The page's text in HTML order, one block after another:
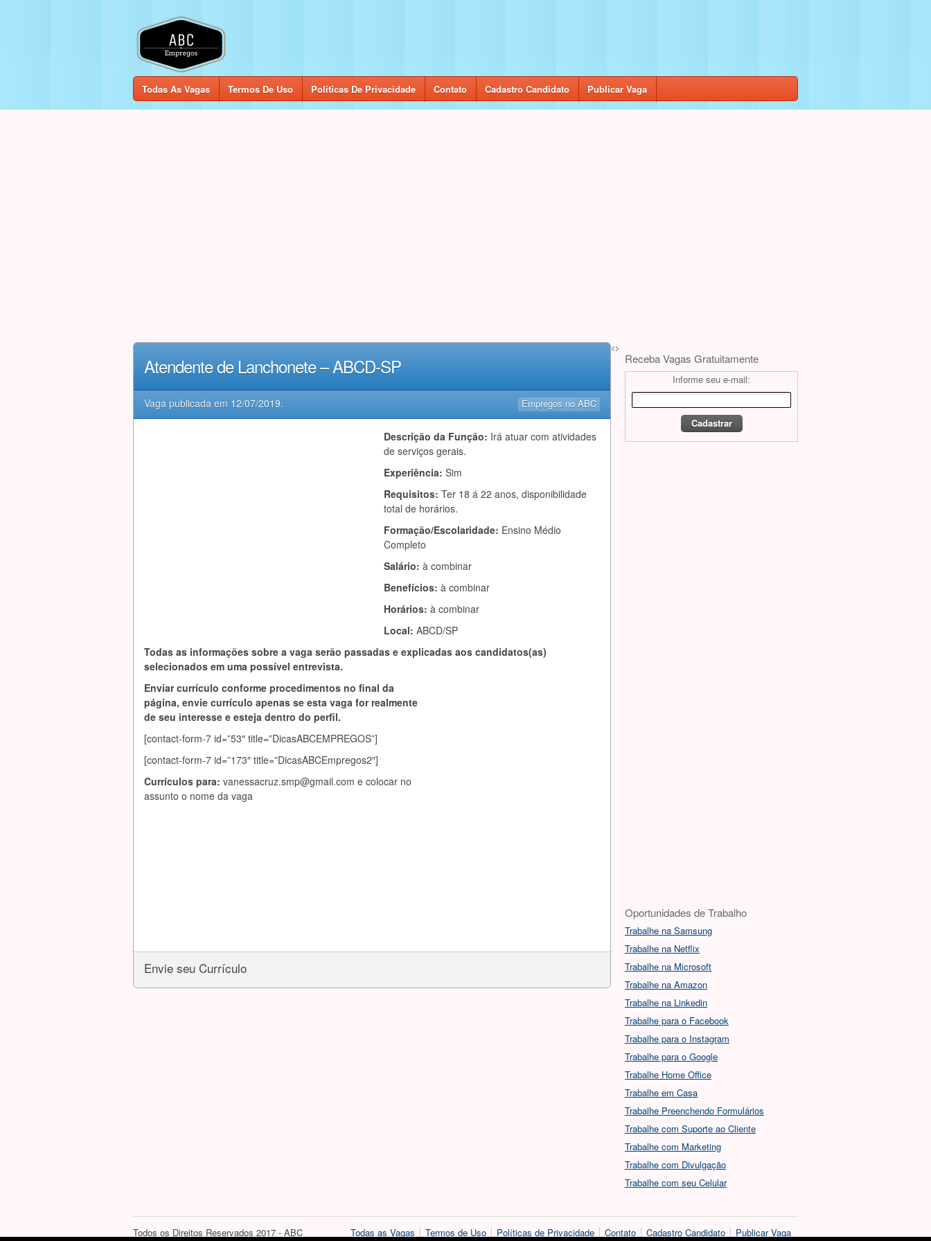
Todas As Vagas Termos De Uso Políticas De Privacidade Contato Cadastro Candidato Publicar Vaga
<>
Atendente de Lanchonete – ABCD-SP
Empregos no ABC
Vaga publicada em 12/07/2019.
Descrição da Função: Irá atuar com atividades
de serviços gerais.
Experiência: Sim
Requisitos: Ter 18 á 22 anos, disponibilidade
total de horários.
Formação/Escolaridade: Ensino Médio
Completo
Salário: à combinar
Benefícios: à combinar
Horários: à combinar
Local: ABCD/SP
Todas as informações sobre a vaga serão passadas e explicadas aos candidatos(as)
selecionados em uma possível entrevista.
Enviar currículo conforme procedimentos no final da
página, envie currículo apenas se esta vaga for realmente
de seu interesse e esteja dentro do perfil.
[contact-form-7 id=”53″ title=”DicasABCEMPREGOS”]
[contact-form-7 id=”173″ title=”DicasABCEmpregos2″]
Currículos para: vanessacruz.smp@gmail.com e colocar no
assunto o nome da vaga
Envie seu Currículo
Receba Vagas Gratuitamente
Informe seu e-mail:
Oportunidades de Trabalho
Trabalhe na Samsung
Trabalhe na Netflix
Trabalhe na Microsoft
Trabalhe na Amazon
Trabalhe na Linkedin
Trabalhe para o Facebook
Trabalhe para o Instagram
Trabalhe para o Google
Trabalhe Home Office
Trabalhe em Casa
Trabalhe Preenchendo Formulários
Trabalhe com Suporte ao Cliente
Trabalhe com Marketing
Trabalhe com Divulgação
Trabalhe com seu Celular
Todas as Vagas Termos de Uso Políticas de Privacidade Contato Cadastro Candidato Publicar Vaga
Todos os Direitos Reservados 2017 - ABC